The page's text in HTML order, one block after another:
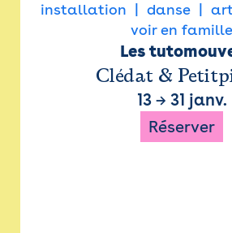
installation danse
voir en famille
Les
Clédat &
13→ 31 janv.
Réserver